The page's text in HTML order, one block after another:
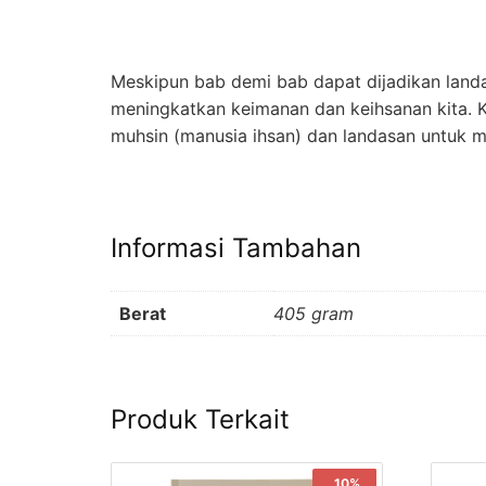
Meskipun bab demi bab dapat dijadikan
meningkatkan keimanan dan keihsanan kita.
muhsin (manusia ihsan) dan landasan untuk
Informasi Tambahan
Berat 405 gram
Produk Terkait